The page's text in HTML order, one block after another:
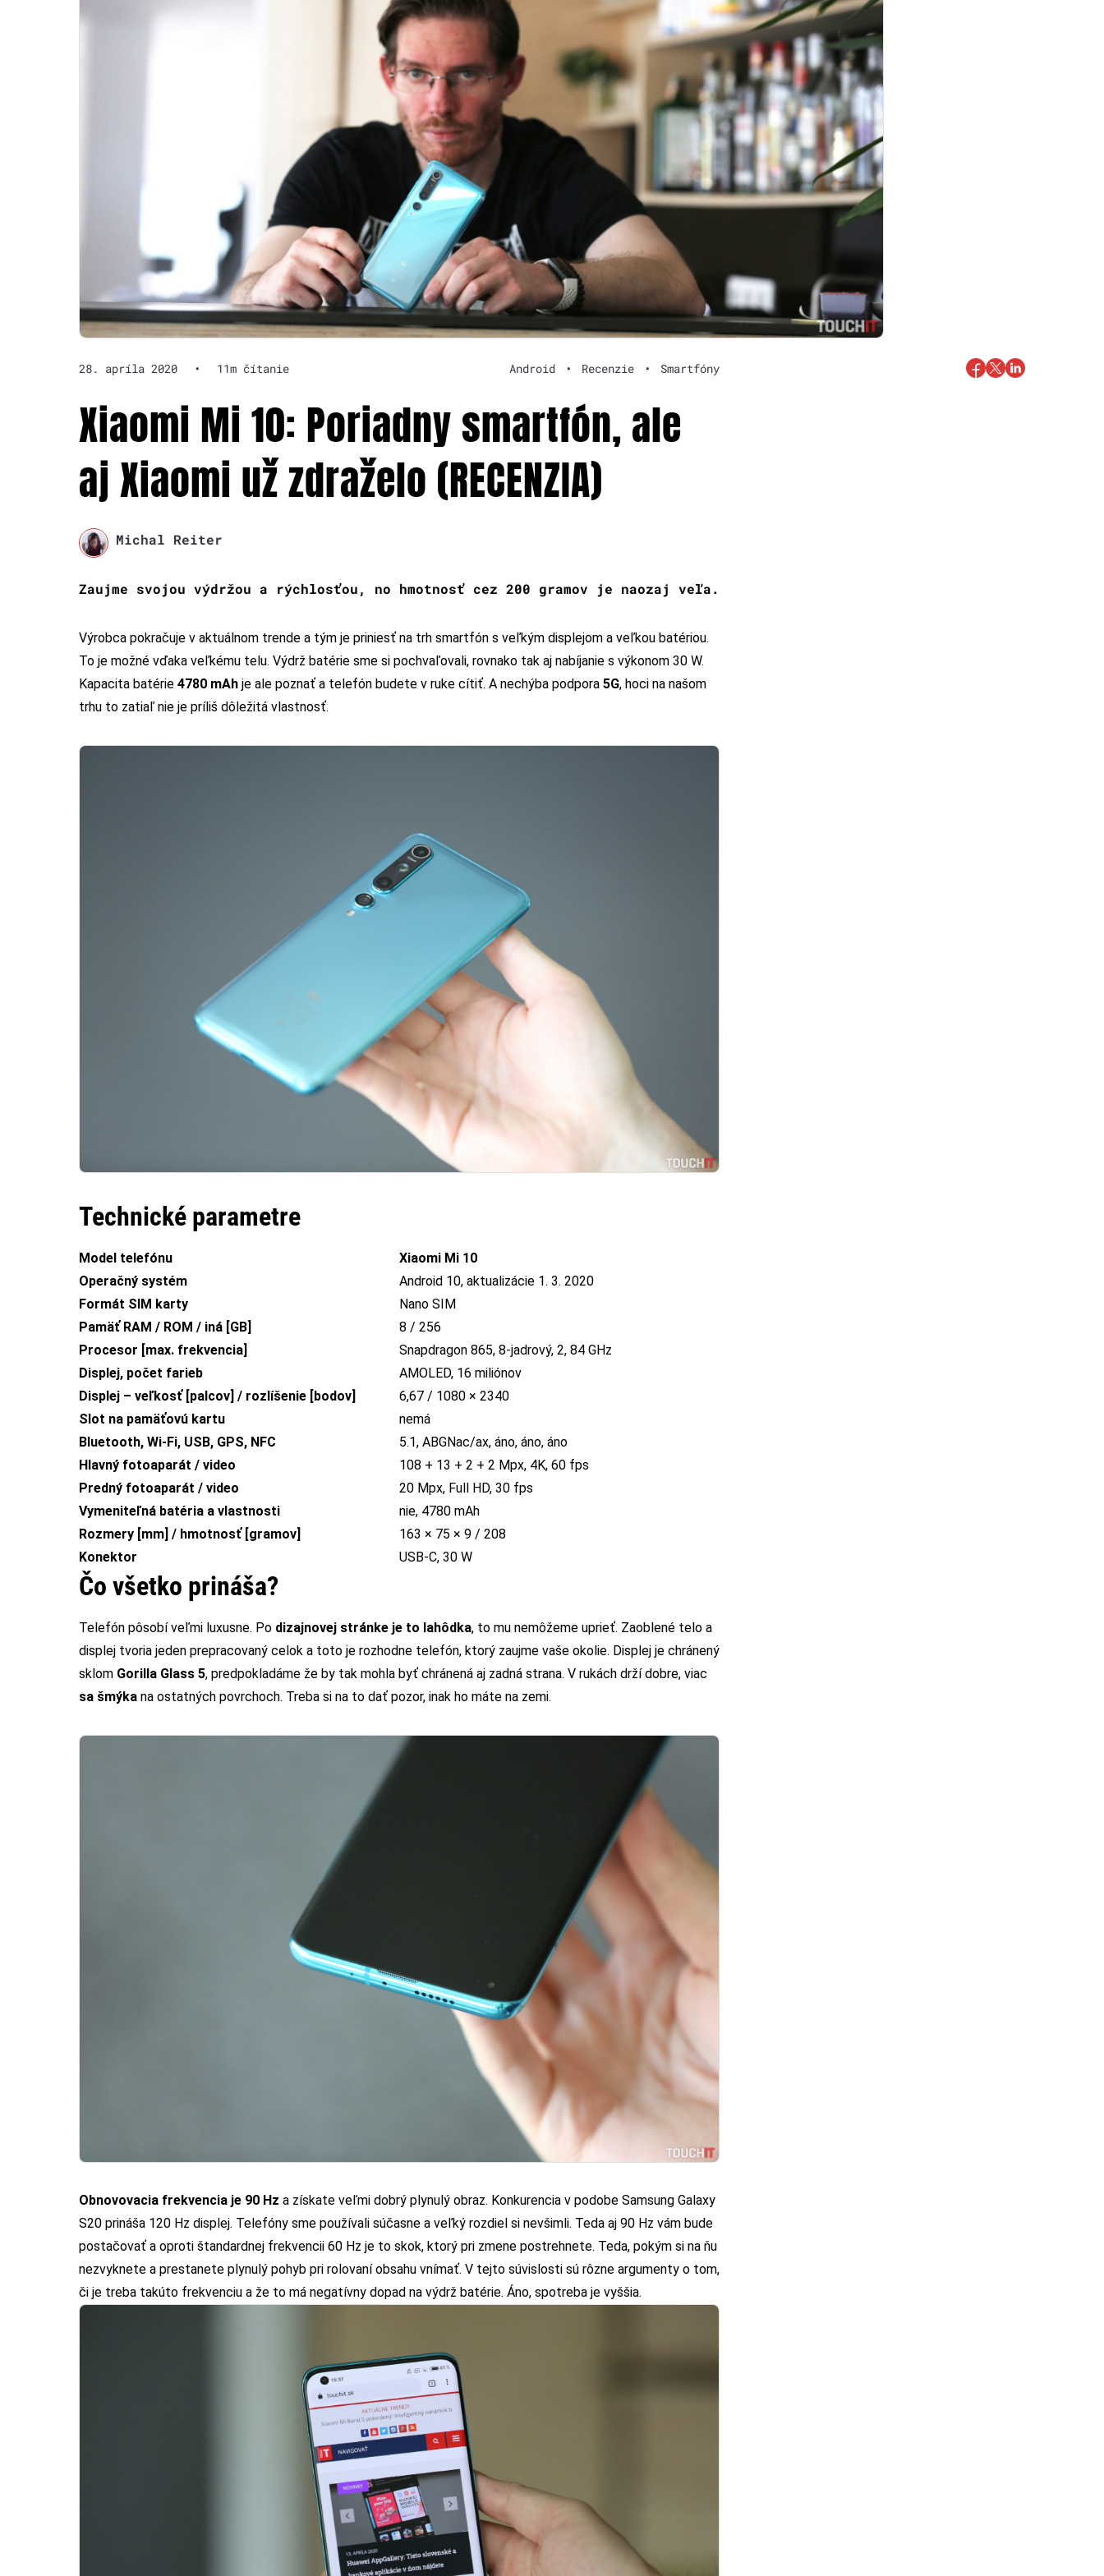
28. apríla 2020 • 11m čítanie Android • Recenzie • Smartfóny
Xiaomi Mi 10: Poriadny smartfón, ale
aj Xiaomi už zdraželo (RECENZIA)
Michal Reiter
Zaujme svojou výdržou a rýchlosťou, no hmotnosť cez 200 gramov je naozaj veľa.
Výrobca pokračuje v aktuálnom trende a tým je priniesť na trh smartfón s veľkým displejom a veľkou batériou.
To je možné vďaka veľkému telu. Výdrž batérie sme si pochvaľovali, rovnako tak aj nabíjanie s výkonom 30 W.
Kapacita batérie 4780 mAh je ale poznať a telefón budete v ruke cítiť. A nechýba podpora 5G, hoci na našom
trhu to zatiaľ nie je príliš dôležitá vlastnosť.
Technické parametre
Model telefónu
Xiaomi Mi 10
Operačný systém
Android 10, aktualizácie 1. 3. 2020
Formát SIM karty
Nano SIM
Pamäť RAM / ROM / iná [GB]
8 / 256
Procesor [max. frekvencia]
Snapdragon 865, 8-jadrový, 2, 84 GHz
Displej, počet farieb
AMOLED, 16 miliónov
Displej – veľkosť [palcov] / rozlíšenie [bodov]
6,67 / 1080 × 2340
Slot na pamäťovú kartu
nemá
Bluetooth, Wi-Fi, USB, GPS, NFC
5.1, ABGNac/ax, áno, áno, áno
Hlavný fotoaparát / video
108 + 13 + 2 + 2 Mpx, 4K, 60 fps
Predný fotoaparát / video
20 Mpx, Full HD, 30 fps
Vymeniteľná batéria a vlastnosti
nie, 4780 mAh
Rozmery [mm] / hmotnosť [gramov]
163 × 75 × 9 / 208
Konektor
USB-C, 30 W
Čo všetko prináša?
Telefón pôsobí veľmi luxusne. Po dizajnovej stránke je to lahôdka, to mu nemôžeme uprieť. Zaoblené telo a
displej tvoria jeden prepracovaný celok a toto je rozhodne telefón, ktorý zaujme vaše okolie. Displej je chránený
sklom Gorilla Glass 5, predpokladáme že by tak mohla byť chránená aj zadná strana. V rukách drží dobre, viac
sa šmýka na ostatných povrchoch. Treba si na to dať pozor, inak ho máte na zemi.
Obnovovacia frekvencia je 90 Hz a získate veľmi dobrý plynulý obraz. Konkurencia v podobe Samsung Galaxy
S20 prináša 120 Hz displej. Telefóny sme používali súčasne a veľký rozdiel si nevšimli. Teda aj 90 Hz vám bude
postačovať a oproti štandardnej frekvencii 60 Hz je to skok, ktorý pri zmene postrehnete. Teda, pokým si na ňu
nezvyknete a prestanete plynulý pohyb pri rolovaní obsahu vnímať. V tejto súvislosti sú rôzne argumenty o tom,
či je treba takúto frekvenciu a že to má negatívny dopad na výdrž batérie. Áno, spotreba je vyššia.